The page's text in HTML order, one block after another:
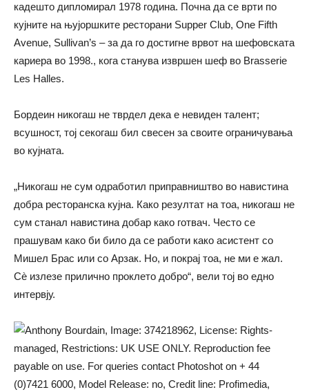
кадешто дипломирал 1978 година. Почна да се врти по
кујните на њујоршките ресторани Supper Club, One Fifth
Avenue, Sullivan’s – за да го достигне врвот на шефовската
кариера во 1998., кога станува извршен шеф во Brasserie
Les Halles.
Бордеин никогаш не тврдел дека е невиден талент;
всушност, тој секогаш бил свесен за своите ограничувања
во кујната.
„Никогаш не сум одработил приправништво во навистина
добра ресторанска кујна. Како резултат на тоа, никогаш не
сум станал навистина добар како готвач. Често се
прашувам како би било да се работи како асистент со
Мишел Брас или со Арзак. Но, и покрај тоа, не ми е жал.
Сè излезе прилично проклето добро“, вели тој во едно
интервју.